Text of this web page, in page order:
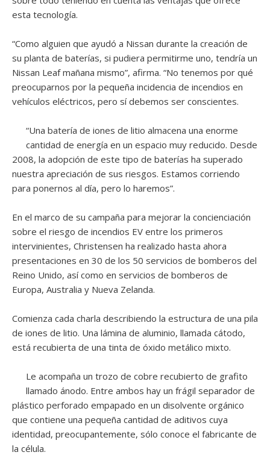
esta tecnología.
“Como alguien que ayudó a Nissan durante la creación de
su planta de baterías, si pudiera permitirme uno, tendría un
Nissan Leaf mañana mismo”, afirma. “No tenemos por qué
preocuparnos por la pequeña incidencia de incendios en
vehículos eléctricos, pero sí debemos ser conscientes.
“Una batería de iones de litio almacena una enorme
cantidad de energía en un espacio muy reducido. Desde
2008, la adopción de este tipo de baterías ha superado
nuestra apreciación de sus riesgos. Estamos corriendo
para ponernos al día, pero lo haremos”.
En el marco de su campaña para mejorar la concienciación
sobre el riesgo de incendios EV entre los primeros
intervinientes, Christensen ha realizado hasta ahora
presentaciones en 30 de los 50 servicios de bomberos del
Reino Unido, así como en servicios de bomberos de
Europa, Australia y Nueva Zelanda.
Comienza cada charla describiendo la estructura de una pila
de iones de litio. Una lámina de aluminio, llamada cátodo,
está recubierta de una tinta de óxido metálico mixto.
Le acompaña un trozo de cobre recubierto de grafito
llamado ánodo. Entre ambos hay un frágil separador de
plástico perforado empapado en un disolvente orgánico
que contiene una pequeña cantidad de aditivos cuya
identidad, preocupantemente, sólo conoce el fabricante de
la célula.